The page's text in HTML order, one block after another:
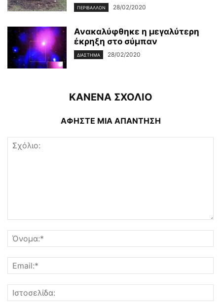
ΠΕΡΙΒΆΛΛΟΝ 28/02/2020
Ανακαλύφθηκε η μεγαλύτερη
έκρηξη στο σύμπαν
ΔΙΆΣΤΗΜΑ 28/02/2020
ΚΑΝΕΝΑ ΣΧΟΛΙΟ
ΑΦΗΣΤΕ ΜΙΑ ΑΠΑΝΤΗΣΗ